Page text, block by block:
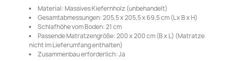
Material: Massives Kiefernholz (unbehandelt)
Gesamtabmessungen: 205,5 x 205,5 x 69,5 cm (L x B x H)
Schlafhöhe vom Boden: 21 cm
Passende Matratzengröße: 200 x 200 cm (B x L) (Matratze
nicht im Lieferumfang enthalten)
Zusammenbau erforderlich: Ja